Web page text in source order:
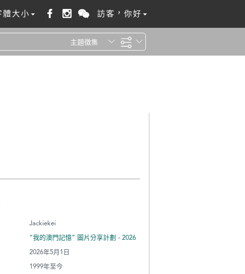
體大小 訪客，你好
主題徵集
Jackiekei
“我的澳門記憶” 圖片分享計劃 - 2026
2026年5月1日
1999年至今